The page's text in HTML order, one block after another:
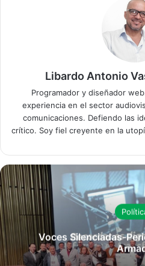
Libardo Antonio
Programador y diseñador
experiencia en el sector
comunicaciones. Defiendo las
crítico. Soy fiel creyente en la
Voces Silenciadas-